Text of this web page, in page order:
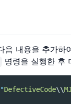
음 내용을 추가하
명령을 실행한 후
"DefectiveCode\\